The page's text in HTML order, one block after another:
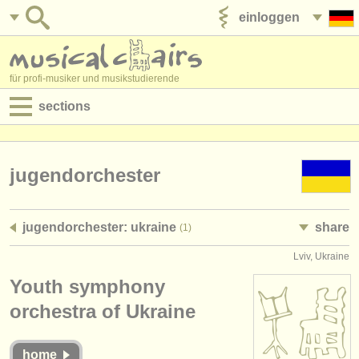
einloggen
für profi-musiker und musikstudierende
sections
jobs - verwaltung
kurse
musikwettbewerbe
jugendorchester
jugendorchester: ukraine (1) share
Lviv, Ukraine
Youth symphony
orchestra of Ukraine
home